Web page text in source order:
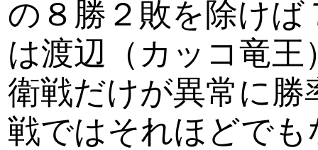
の８勝２敗を除け
は渡辺（カッコ竜
衛戦だけが異常に
戦ではそれほどで